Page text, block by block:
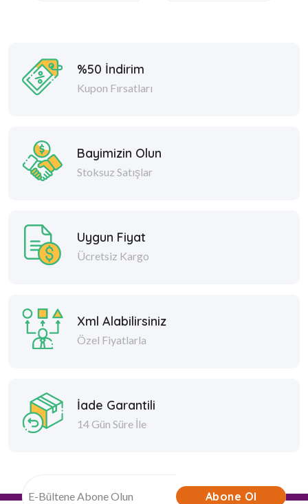
%50 İndirim
Kupon Fırsatları
Bayimizin Olun
Stoksuz Satışlar
Uygun Fiyat
Ücretsiz Kargo
Xml Alabilirsiniz
Özel Fiyatlarla
İade Garantili
14 Gün Süre İle
Abone Ol